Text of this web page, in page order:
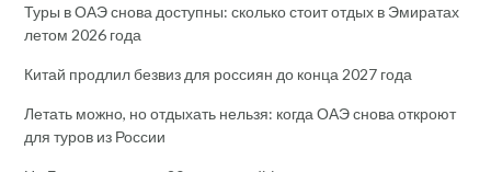
Туры в ОАЭ снова доступны: сколько стоит отдых в Эмиратах
летом 2026 года
Китай продлил безвиз для россиян до конца 2027 года
Летать можно, но отдыхать нельзя: когда ОАЭ снова откроют
для туров из России